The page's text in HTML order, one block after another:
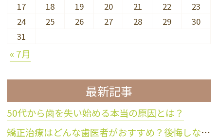
17
18 19 20 21 22
23
24
25 26 27 28 29
30
31
« 7月
最新記事
50代から歯を失い始める本当の原因とは？
矯正治療はどんな歯医者がおすすめ？後悔しない歯科医院の選び方